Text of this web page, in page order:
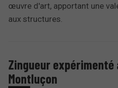
œuvre d'art, apportant une
aux structures.
Zingueur
Montluçon